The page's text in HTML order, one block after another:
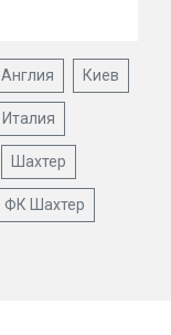
Англия Киев
Италия
Шахтер
ФК Шахтер